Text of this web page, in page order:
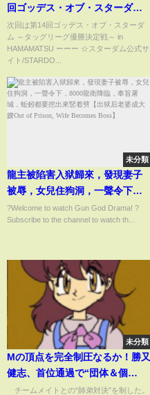
回ゴッデス・オブ・スターダム
～タッグリーグ準決勝戦～ in
HAMAMATSU』静岡・アクトシ
ティ浜松 展示イベントホール
【STARDOM】
次回は第14回ゴッデス・オブ・スターダ
ム ～タッグリーグ優勝決定戦～ in
HAMAMATSU ーーー ☆スターダム公式サ
イト/STARDO...
未分類
龍主被陷害入狱歸來，發現妻子
被辱，女兒住狗洞，一聲令下，
8000龍衛降臨，奉旨屠城，蚯蚓
都要挖出來竪着劈【出狱后老婆
?Welcome to watch Gun God Drama! ?
Subscribe to the channel to watch th...
未分類
Mの頂点を完全制圧なるか！勝又
健志、首位通過で“団体＆個
人”二冠に王手 2位通過は岡田紗
チームメイトとの“師弟対決”を制した。